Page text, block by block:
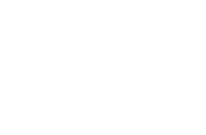
fundamental para
que con un buen